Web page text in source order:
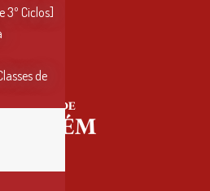
3º Ciclos]
de